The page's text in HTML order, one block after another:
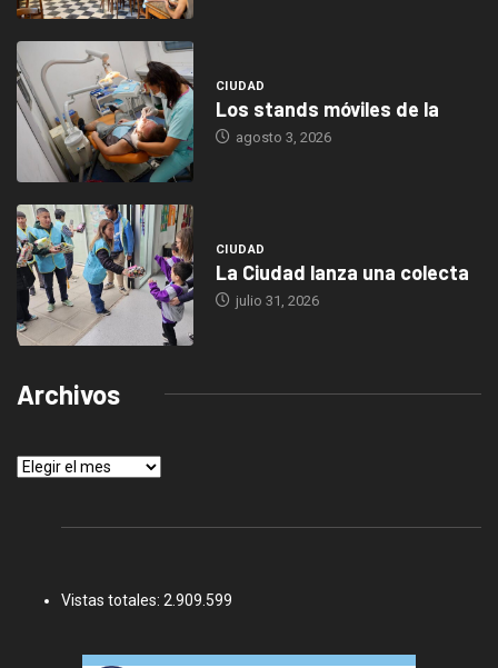
CIUDAD
Los stands móviles de la
agosto 3, 2026
CIUDAD
La Ciudad lanza una colecta
julio 31, 2026
Archivos
Archivos
Vistas totales: 2.909.599